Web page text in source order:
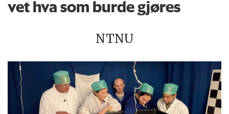
vet hva som burde gjøres
NTNU